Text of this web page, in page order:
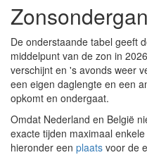
De onderstaande tabel geeft
middelpunt van de zon in
verschijnt en 's avonds weer
een eigen daglengte en een
opkomt en ondergaat.
Omdat Nederland en België
exacte tijden maximaal
hieronder een plaats voor de